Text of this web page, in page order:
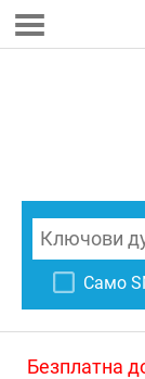
Само
Безплатна